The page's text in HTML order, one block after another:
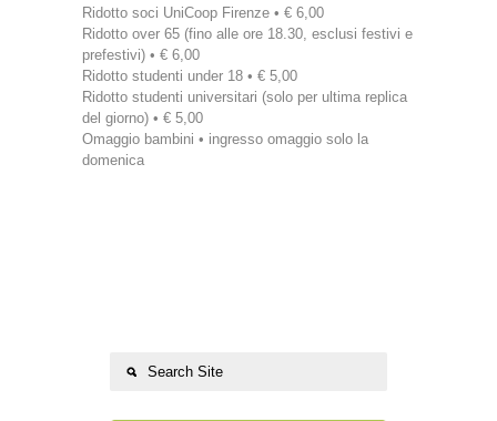
Ridotto soci UniCoop Firenze • € 6,00
Ridotto over 65 (fino alle ore 18.30, esclusi festivi e
prefestivi) • € 6,00
Ridotto studenti under 18 • € 5,00
Ridotto studenti universitari (solo per ultima replica
del giorno) • € 5,00
Omaggio bambini • ingresso omaggio solo la
domenica